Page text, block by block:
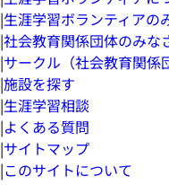
|生涯学習ボランティアの
|社会教育関係団体のみな
|サークル（社会教育関係
|施設を探す
|生涯学習相談
|よくある質問
|サイトマップ
|このサイトについて